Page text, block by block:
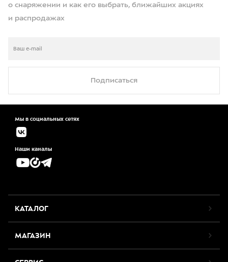
о снаряжении и как его выбрать, ближайших акциях
и распродажах
Подписаться
Мы в социальных сетях
Наши каналы
КАТАЛОГ
МАГАЗИН